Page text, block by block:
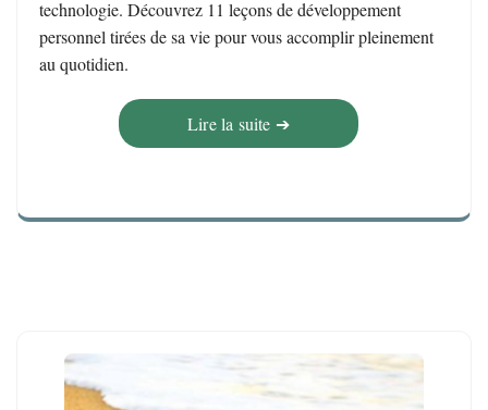
technologie. Découvrez 11 leçons de développement
personnel tirées de sa vie pour vous accomplir pleinement
au quotidien.
Lire la suite ➔